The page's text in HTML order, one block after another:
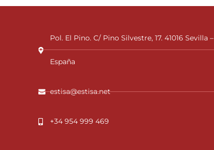
Pol. El Pino. C/ Pino Silvestre, 17. 41016 Sevilla –
España
estisa@estisa.net
+34 954 999 469